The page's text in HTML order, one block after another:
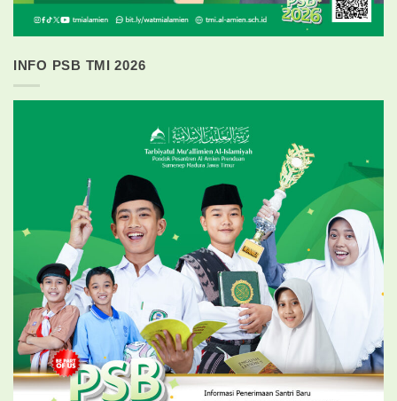
INFO PSB TMI 2026